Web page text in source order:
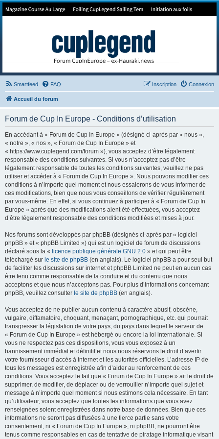
Forum de Cup In Europe
Smartfeed FAQ Connexion
Inscription
Accueil du forum
Forum de Cup In Europe - Conditions d’utilisation
En accédant à « Forum de Cup In Europe » (désigné ci-après par « nous »,
« notre », « nos », « Forum de Cup In Europe » et
« https://www.cuplegend.com/forum »), vous acceptez d’être légalement
responsable des conditions suivantes. Si vous n’acceptez pas d’être
légalement responsable de toutes les conditions suivantes, veuillez ne pas
utiliser et accéder à « Forum de Cup In Europe ». Nous pouvons modifier ces
conditions à n’importe quel moment et nous essaierons de vous informer de
ces modifications, bien que nous vous conseillons de vérifier régulièrement
par vous-même. En effet, si vous continuez à participer à « Forum de Cup In
Europe » après que des modifications aient été effectuées, vous acceptez
d’être légalement responsable des conditions modifiées et mises à jour.
Nos forums sont développés par phpBB (désignés ci-après par « logiciel
phpBB » et « phpBB Limited ») qui est un logiciel de forum de discussions
déclaré sous la « licence publique générale GNU 2.0 » et qui peut être
téléchargé sur le site de phpBB (en anglais). Le logiciel phpBB a pour seul but
de faciliter les discussions sur internet et phpBB Limited ne peut en aucun cas
être tenu comme responsable de la conduite et du contenu que nous
acceptons et que nous n’acceptons pas. Pour plus d’informations concernant
phpBB, veuillez consulter le site de phpBB (en anglais).
Vous acceptez de ne publier aucun contenu à caractère abusif, obscène,
vulgaire, diffamatoire, choquant, menaçant, pornographique, etc. qui pourrait
transgresser la législation de votre pays, du pays dans lequel le serveur de
« Forum de Cup In Europe » est hébergé ou encore la loi internationale. Si
vous ne respectez pas ces dispositions, vous vous exposez à un
bannissement immédiat et définitif et nous nous réservons le droit d’avertir
votre fournisseur d’accès à internet et les autorités officielles. L’adresse IP de
tous les messages est enregistrée afin d’aider au renforcement de ces
conditions. Vous acceptez le fait que « Forum de Cup In Europe » ait le droit de
supprimer, de modifier, de déplacer ou de verrouiller n’importe quel sujet et
message à n’importe quel moment si nous estimons cela nécessaire. En tant
qu’utilisateur, vous acceptez que toutes les informations que vous avez
renseignées soient enregistrées dans notre base de données. Bien que ces
informations ne seront pas diffusées à une tierce partie sans votre
consentement, ni « Forum de Cup In Europe », ni phpBB, ne pourront être
tenus comme responsables en cas de tentative de piratage informatique visant